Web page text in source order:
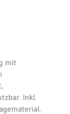
mit
Inkl.